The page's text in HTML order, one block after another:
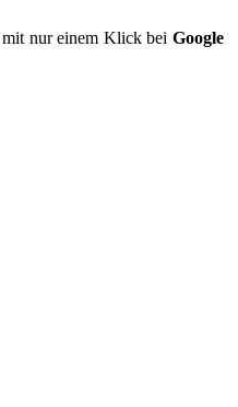
nur einem Klick bei Google